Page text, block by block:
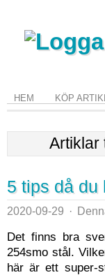
HEM KÖP
Artiklar
5 tips då du
2020-09-29 ·
Det finns bra
254smo stål.
här är ett super-